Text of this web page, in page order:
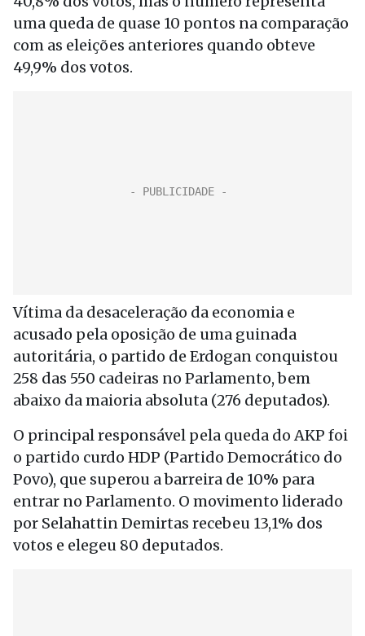
uma queda de quase 10 pontos na comparação
com as eleições anteriores quando obteve
49,9% dos votos.
Vítima da desaceleração da economia e
acusado pela oposição de uma guinada
autoritária, o partido de Erdogan conquistou
258 das 550 cadeiras no Parlamento, bem
abaixo da maioria absoluta (276 deputados).
O principal responsável pela queda do AKP foi
o partido curdo HDP (Partido Democrático do
Povo), que superou a barreira de 10% para
entrar no Parlamento. O movimento liderado
por Selahattin Demirtas recebeu 13,1% dos
votos e elegeu 80 deputados.